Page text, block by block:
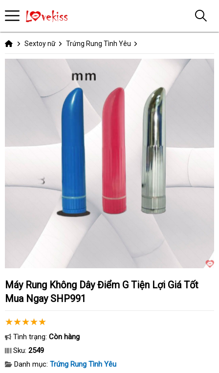
Sextoy nữ Trứng Rung Tình Yêu
Máy Rung Không Dây Điểm G Tiện Lợi Giá Tốt
Mua Ngay SHP991
Tình trạng: Còn hàng
Sku: 2549
Danh mục: Trứng Rung Tình Yêu